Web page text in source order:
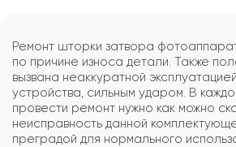
Ремонт шторки затвора
по причине износа детали. Также
вызвана неаккуратной
устройства, сильным ударом. В
провести ремонт нужно как можно
неисправность данной
преградой для нормального